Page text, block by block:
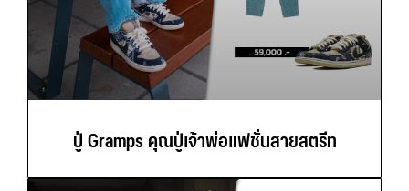
ปู่ Gramps คุณปู่เจ้าพ่อแฟชั่นสายสตรีท